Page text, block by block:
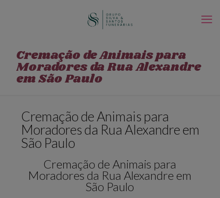
Cremação de Animais para
Moradores da Rua Alexandre
em São Paulo
Cremação de Animais para
Moradores da Rua Alexandre em
São Paulo
Cremação de Animais para
Moradores da Rua Alexandre em
São Paulo